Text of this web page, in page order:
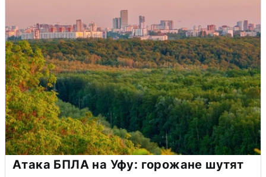
Атака БПЛА на Уфу: горожане шутят